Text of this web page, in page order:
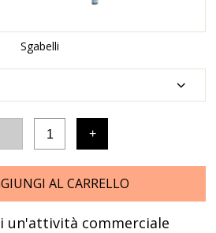
Sgabelli
1 +
AL CARRELLO
un'attività commerciale